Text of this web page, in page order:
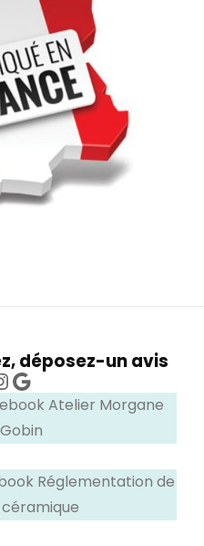
déposez-un avis
Google
Atelier Morgane
Réglementation de